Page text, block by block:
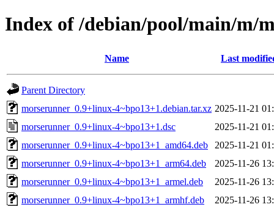
Index of /debian/pool/main/m/
Name Last
Parent Directory
morserunner_0.9+linux-4~bpo13+1.debian.tar.xz 2025-11-21
morserunner_0.9+linux-4~bpo13+1.dsc
2025-11-21
morserunner_0.9+linux-4~bpo13+1_amd64.deb
2025-11-21
morserunner_0.9+linux-4~bpo13+1_arm64.deb
2025-11-26
morserunner_0.9+linux-4~bpo13+1_armel.deb
2025-11-26
morserunner_0.9+linux-4~bpo13+1_armhf.deb
2025-11-26